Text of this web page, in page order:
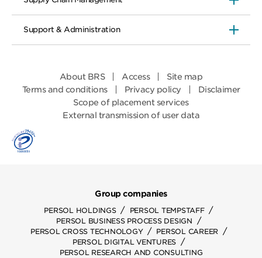
Support & Administration
About BRS Access
Site map
Terms and conditions
Privacy policy
Disclaimer
Scope of placement services
External transmission of user data
Group companies
PERSOL HOLDINGS / PERSOL TEMPSTAFF /
PERSOL BUSINESS PROCESS DESIGN /
PERSOL CROSS TECHNOLOGY / PERSOL CAREER /
PERSOL DIGITAL VENTURES /
PERSOL RESEARCH AND CONSULTING